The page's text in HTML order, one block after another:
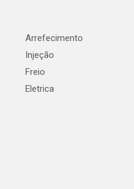
Arrefecimento
Injeção
Freio
Eletrica